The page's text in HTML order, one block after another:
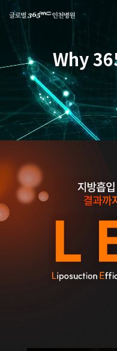
본문 바로가기
Why